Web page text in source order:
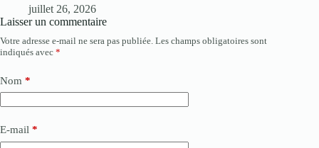
juillet 26, 2026
Laisser un commentaire
Votre adresse e-mail ne sera pas publiée. Les champs obligatoires sont
indiqués avec *
Nom *
E-mail *